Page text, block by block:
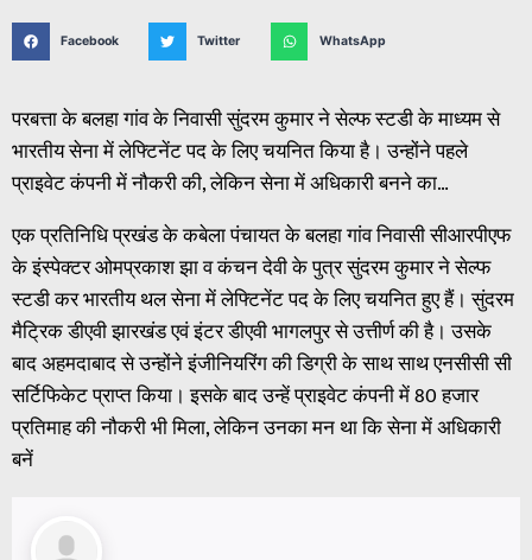
Facebook Twitter WhatsApp
परबत्ता के बलहा गांव के निवासी सुंदरम कुमार ने सेल्फ स्टडी के माध्यम से
भारतीय सेना में लेफ्टिनेंट पद के लिए चयनित किया है। उन्होंने पहले
प्राइवेट कंपनी में नौकरी की, लेकिन सेना में अधिकारी बनने का…
एक प्रतिनिधि प्रखंड के कबेला पंचायत के बलहा गांव निवासी सीआरपीएफ
के इंस्पेक्टर ओमप्रकाश झा व कंचन देवी के पुत्र सुंदरम कुमार ने सेल्फ
स्टडी कर भारतीय थल सेना में लेफ्टिनेंट पद के लिए चयनित हुए हैं। सुंदरम
मैट्रिक डीएवी झारखंड एवं इंटर डीएवी भागलपुर से उत्तीर्ण की है। उसके
बाद अहमदाबाद से उन्होंने इंजीनियरिंग की डिग्री के साथ साथ एनसीसी सी
सर्टिफिकेट प्राप्त किया। इसके बाद उन्हें प्राइवेट कंपनी में 80 हजार
प्रतिमाह की नौकरी भी मिला, लेकिन उनका मन था कि सेना में अधिकारी
बनें